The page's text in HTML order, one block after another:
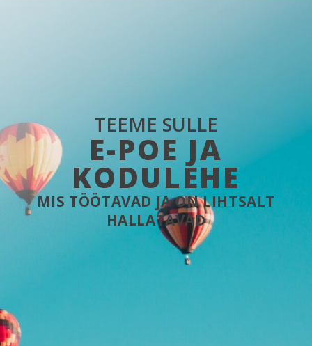
TEEME SULLE
E-POE JA
KODULEHE
MIS TÖÖTAVAD JA ON LIHTSALT
HALLATAVAD